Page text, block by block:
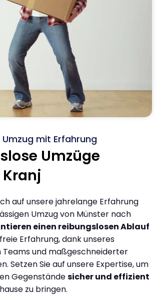
mit Erfahrung
Umzüge
auf unsere jahrelange Erfahrung
Umzug von Münster nach
einen reibungslosen Ablauf
Erfahrung, dank unseres
Teams und maßgeschneiderter
Setzen Sie auf unsere Expertise, um
Gegenständesicher und effizient
zu bringen.